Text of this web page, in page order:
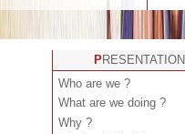
PRESENTATION
Who are we ?
What are we doing ?
Why ?